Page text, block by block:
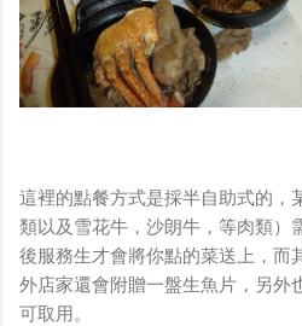
這裡的點餐方式是採半自助式的，
類以及雪花牛，沙朗牛，等肉類）
後服務生才會將你點的菜送上，而
外店家還會附贈一盤生魚片，另外
可取用。